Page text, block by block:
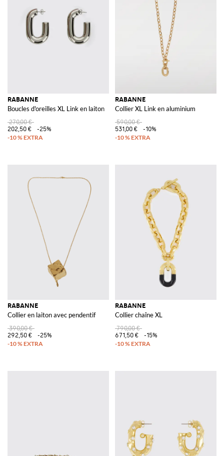
RABANNE
Boucles d'oreilles XL Link en laiton
270,00 €
202,50 €
-25%
RABANNE
Collier XL Link en aluminium
590,00 €
531,00 €
-10%
RABANNE
Collier en laiton avec pendentif
390,00 €
292,50 €
-25%
RABANNE
Collier chaîne XL
790,00 €
671,50 €
-15%